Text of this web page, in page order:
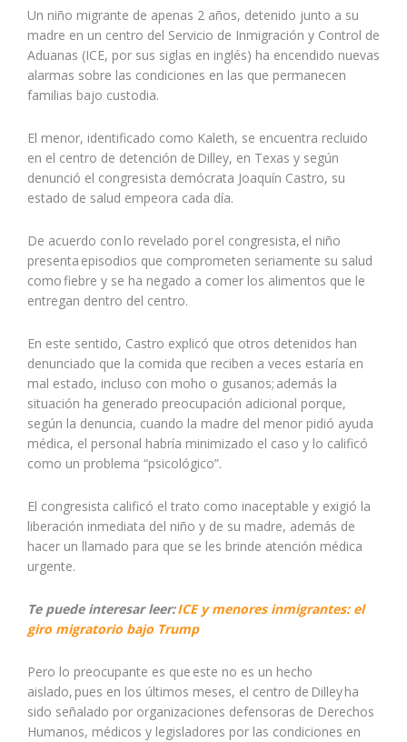
Un niño migrante de apenas 2 años, detenido junto a su
madre en un centro del Servicio de Inmigración y Control de
Aduanas (ICE, por sus siglas en inglés) ha encendido nuevas
alarmas sobre las condiciones en las que permanecen
familias bajo custodia.
El menor, identificado como Kaleth, se encuentra recluido
en el centro de detención de Dilley, en Texas y según
denunció el congresista demócrata Joaquín Castro, su
estado de salud empeora cada día.
De acuerdo con lo revelado por el congresista, el niño
presenta episodios que comprometen seriamente su salud
como fiebre y se ha negado a comer los alimentos que le
entregan dentro del centro.
En este sentido, Castro explicó que otros detenidos han
denunciado que la comida que reciben a veces estaría en
mal estado, incluso con moho o gusanos; además la
situación ha generado preocupación adicional porque,
según la denuncia, cuando la madre del menor pidió ayuda
médica, el personal habría minimizado el caso y lo calificó
como un problema “psicológico”.
El congresista calificó el trato como inaceptable y exigió la
liberación inmediata del niño y de su madre, además de
hacer un llamado para que se les brinde atención médica
urgente.
Te puede interesar leer:ICE y menores inmigrantes: el
giro migratorio bajo Trump
Pero lo preocupante es que este no es un hecho
aislado, pues en los últimos meses, el centro de Dilley ha
sido señalado por organizaciones defensoras de Derechos
Humanos, médicos y legisladores por las condiciones en